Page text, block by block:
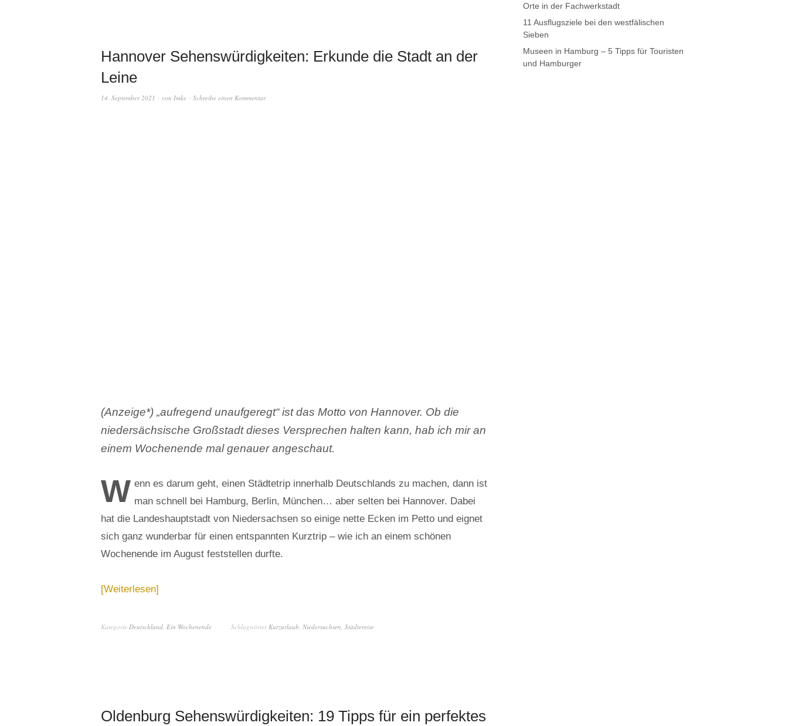
Hannover Sehenswürdigkeiten: Erkunde die Stadt an der
Leine
14. September 2021 von Imke Schreibe einen Kommentar
(Anzeige*) „aufregend unaufgeregt“ ist das Motto von Hannover. Ob die
niedersächsische Großstadt dieses Versprechen halten kann, hab ich mir an
einem Wochenende mal genauer angeschaut.
W enn es darum geht, einen Städtetrip innerhalb Deutschlands zu machen, dann ist
man schnell bei Hamburg, Berlin, München… aber selten bei Hannover. Dabei
hat die Landeshauptstadt von Niedersachsen so einige nette Ecken im Petto und eignet
sich ganz wunderbar für einen entspannten Kurztrip – wie ich an einem schönen
Wochenende im August feststellen durfte.
Weiterlesen
Kategorie Deutschland, Ein Wochenende SchlagwörterKurzurlaub, Niedersachsen, Städtereise
Oldenburg Sehenswürdigkeiten: 19 Tipps für ein perfektes
Orte in der Fachwerkstadt
11 Ausflugsziele bei den westfälischen
Sieben
Museen in Hamburg – 5 Tipps für Touristen
und Hamburger